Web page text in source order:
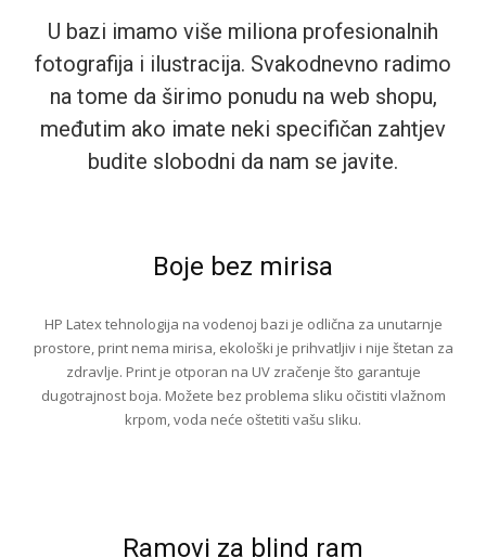
U bazi imamo više miliona profesionalnih
fotografija i ilustracija. Svakodnevno radimo
na tome da širimo ponudu na web shopu,
međutim ako imate neki specifičan zahtjev
budite slobodni da nam se javite.
Boje bez mirisa
HP Latex tehnologija na vodenoj bazi je odlična za unutarnje
prostore, print nema mirisa, ekološki je prihvatljiv i nije štetan za
zdravlje. Print je otporan na UV zračenje što garantuje
dugotrajnost boja. Možete bez problema sliku očistiti vlažnom
krpom, voda neće oštetiti vašu sliku.
Ramovi za blind ram